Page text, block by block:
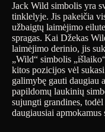
Jack Wild simbolis yra
tinklelyje. Jis pakeičia
užbaigtų laimėjimo
spragas. Kai Džekas
laimėjimo derinio, jis
„Wild“ simbolis
kitos pozicijos vėl
galimybę gauti daugiau
papildomų laukinių
sujungti grandines,
daugiausiai apmokamus